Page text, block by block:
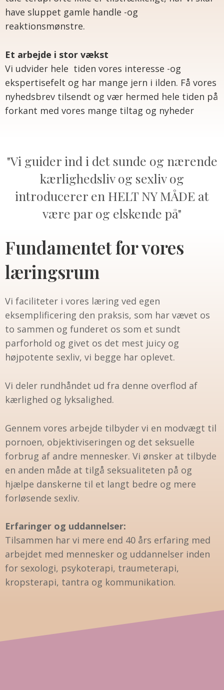
have sluppet gamle handle -og
reaktionsmønstre.
Et arbejde i stor vækst
Vi udvider hele tiden vores interesse -og
ekspertisefelt og har mange jern i ilden. Få vores
nyhedsbrev tilsendt og vær hermed hele tiden på
forkant med vores mange tiltag og nyheder
"Vi guider ind i det sunde og nærende
kærlighedsliv og sexliv og
introducerer en HELT NY MÅDE at
være par og elskende på"
Fundamentet for vores
læringsrum
Vi faciliteter i vores læring ved egen
eksemplificering den praksis, som har vævet os
to sammen og funderet os som et sundt
parforhold og givet os det mest juicy og
højpotente sexliv, vi begge har oplevet.
Vi deler rundhåndet ud fra denne overflod af
kærlighed og lyksalighed.
Gennem vores arbejde tilbyder vi en modvægt til
pornoen, objektiviseringen og det seksuelle
forbrug af andre mennesker. Vi ønsker at tilbyde
en anden måde at tilgå seksualiteten på og
hjælpe danskerne til et langt bedre og mere
forløsende sexliv.
Erfaringer og uddannelser:
Tilsammen har vi mere end 40 års erfaring med
arbejdet med mennesker og uddannelser inden
for sexologi, psykoterapi, traumeterapi,
kropsterapi, tantra og kommunikation.